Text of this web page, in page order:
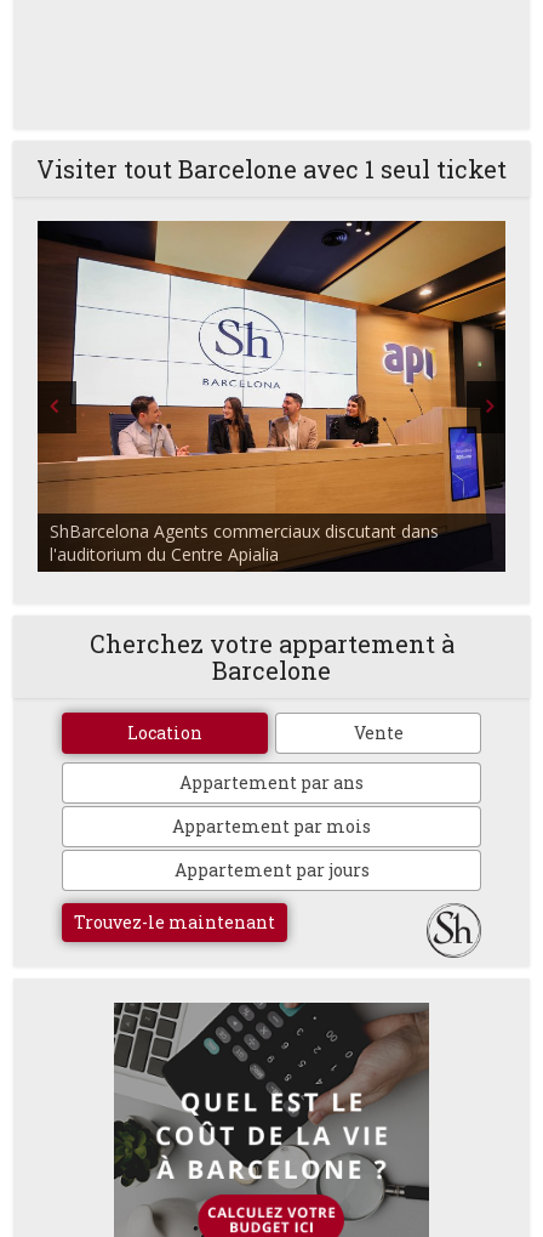
Visiter tout Barcelone avec 1 seul ticket
ShBarcelona Agents commerciaux discutant dans
l'auditorium du Centre Apialia
Cherchez votre appartement à
Barcelone
Location Vente
Appartement par ans
Appartement par mois
Appartement par jours
Trouvez-le maintenant